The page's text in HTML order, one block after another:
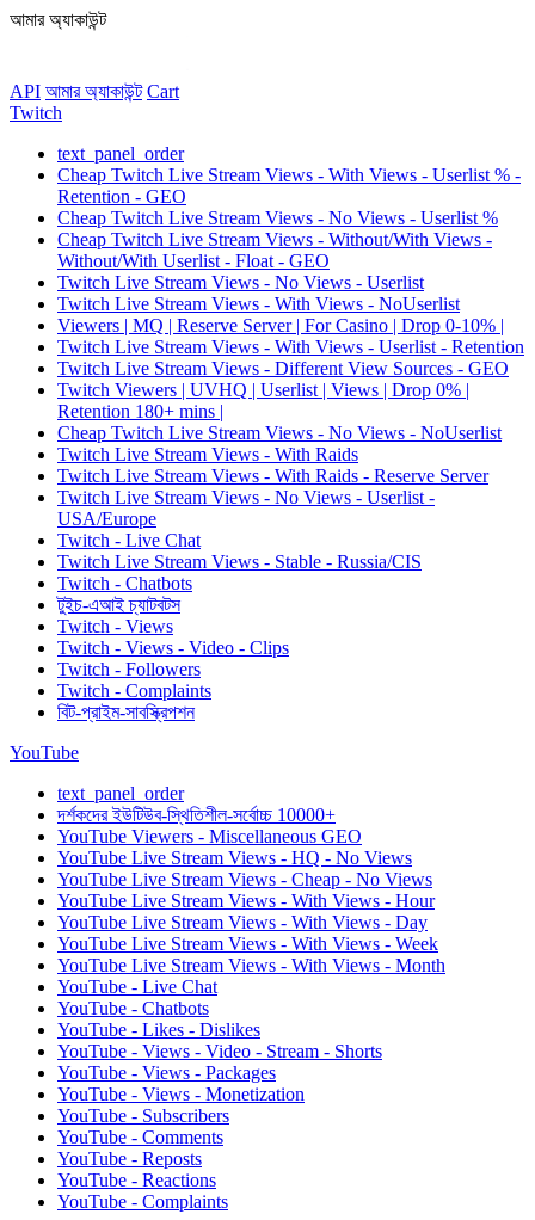
আমার অ্যাকাউন্ট
API আমার অ্যাকাউন্ট Сart
Twitch
text_panel_order
Cheap Twitch Live Stream Views - With Views - Userlist % -
Retention - GEO
Cheap Twitch Live Stream Views - No Views - Userlist %
Cheap Twitch Live Stream Views - Without/With Views -
Without/With Userlist - Float - GEO
Twitch Live Stream Views - No Views - Userlist
Twitch Live Stream Views - With Views - NoUserlist
Viewers | MQ | Reserve Server | For Casino | Drop 0-10% |
Twitch Live Stream Views - With Views - Userlist - Retention
Twitch Live Stream Views - Different View Sources - GEO
Twitch Viewers | UVHQ | Userlist | Views | Drop 0% |
Retention 180+ mins |
Cheap Twitch Live Stream Views - No Views - NoUserlist
Twitch Live Stream Views - With Raids
Twitch Live Stream Views - With Raids - Reserve Server
Twitch Live Stream Views - No Views - Userlist -
USA/Europe
Twitch - Live Chat
Twitch Live Stream Views - Stable - Russia/CIS
Twitch - Chatbots
টুইচ-এআই চ্যাটবটস
Twitch - Views
Twitch - Views - Video - Clips
Twitch - Followers
Twitch - Complaints
বিট-প্রাইম-সাবস্ক্রিপশন
YouTube
text_panel_order
দর্শকদের ইউটিউব-স্থিতিশীল-সর্বোচ্চ 10000+
YouTube Viewers - Miscellaneous GEO
YouTube Live Stream Views - HQ - No Views
YouTube Live Stream Views - Cheap - No Views
YouTube Live Stream Views - With Views - Hour
YouTube Live Stream Views - With Views - Day
YouTube Live Stream Views - With Views - Week
YouTube Live Stream Views - With Views - Month
YouTube - Live Chat
YouTube - Chatbots
YouTube - Likes - Dislikes
YouTube - Views - Video - Stream - Shorts
YouTube - Views - Packages
YouTube - Views - Monetization
YouTube - Subscribers
YouTube - Comments
YouTube - Reposts
YouTube - Reactions
YouTube - Complaints